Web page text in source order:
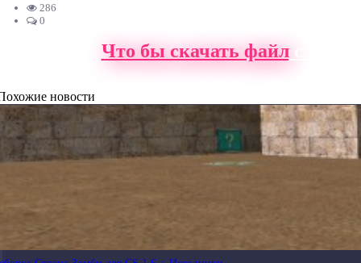
286
0
Что бы скачать файлс
новости